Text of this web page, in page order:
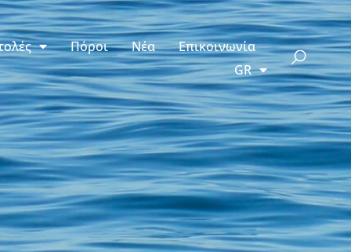
Πόροι Νέα
Επικοινωνία
GR